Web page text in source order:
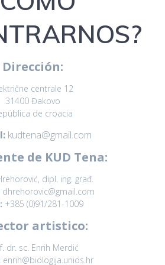
Dirección:
centrale 12
31400 Đakovo
de croacia
kudtena@gmail.com
de KUD Tena:
dipl. ing. građ.
dhrehorovic@gmail.com
+385 (0)91/281-1009
artistico:
dr. sc. Enrih Merdić
enrih@biologija.unios.hr